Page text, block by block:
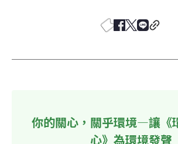
你的關心，關乎環境—讓《
心》為環境發聲